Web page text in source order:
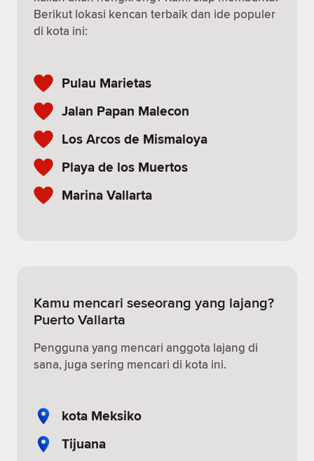
Berikut lokasi kencan terbaik dan ide populer
di kota ini:
Pulau Marietas
Jalan Papan Malecon
Los Arcos de Mismaloya
Playa de los Muertos
Marina Vallarta
Kamu mencari seseorang yang lajang?
Puerto Vallarta
Pengguna yang mencari anggota lajang di
sana, juga sering mencari di kota ini.
kota Meksiko
Tijuana